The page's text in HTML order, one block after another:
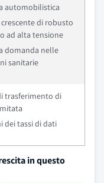
automobilistica
di robusto
ad alta tensione
domanda nelle
sanitarie
trasferimento di
dei tassi di dati
in questo